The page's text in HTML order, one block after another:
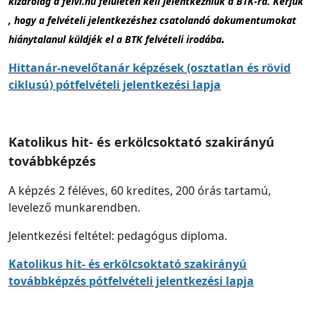
, hogy a felvételi jelentkezéshez csatolandó dokumentumokat
hiánytalanul küldjék el a BTK felvételi irodába.
Hittanár-nevelőtanár képzések (osztatlan és rövid
ciklusú) pótfelvételi jelentkezési lapja
Katolikus hit- és erkölcsoktató szakirányú
továbbképzés
A képzés 2 féléves, 60 kredites, 200 órás tartamú,
levelező munkarendben.
Jelentkezési feltétel: pedagógus diploma.
Katolikus hit- és erkölcsoktató szakirányú
továbbképzés pótfelvételi jelentkezési lapja